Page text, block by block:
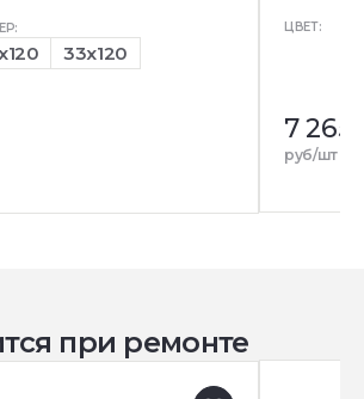
33x120
ЦВЕТ:
7 265
руб/шт
при ремонте